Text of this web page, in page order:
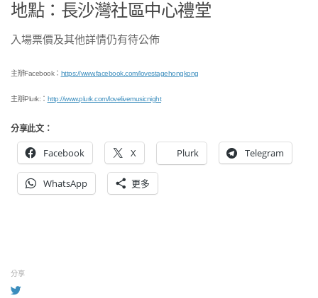
地點：長沙灣社區中心禮堂
入場票價及其他詳情仍有待公佈
主辦Facebook： https://www.facebook.com/lovestagehongkong
主辦Plurk:： http://www.plurk.com/lovelivemusicnight
分享此文：
Facebook X Plurk Telegram
WhatsApp 更多
分享